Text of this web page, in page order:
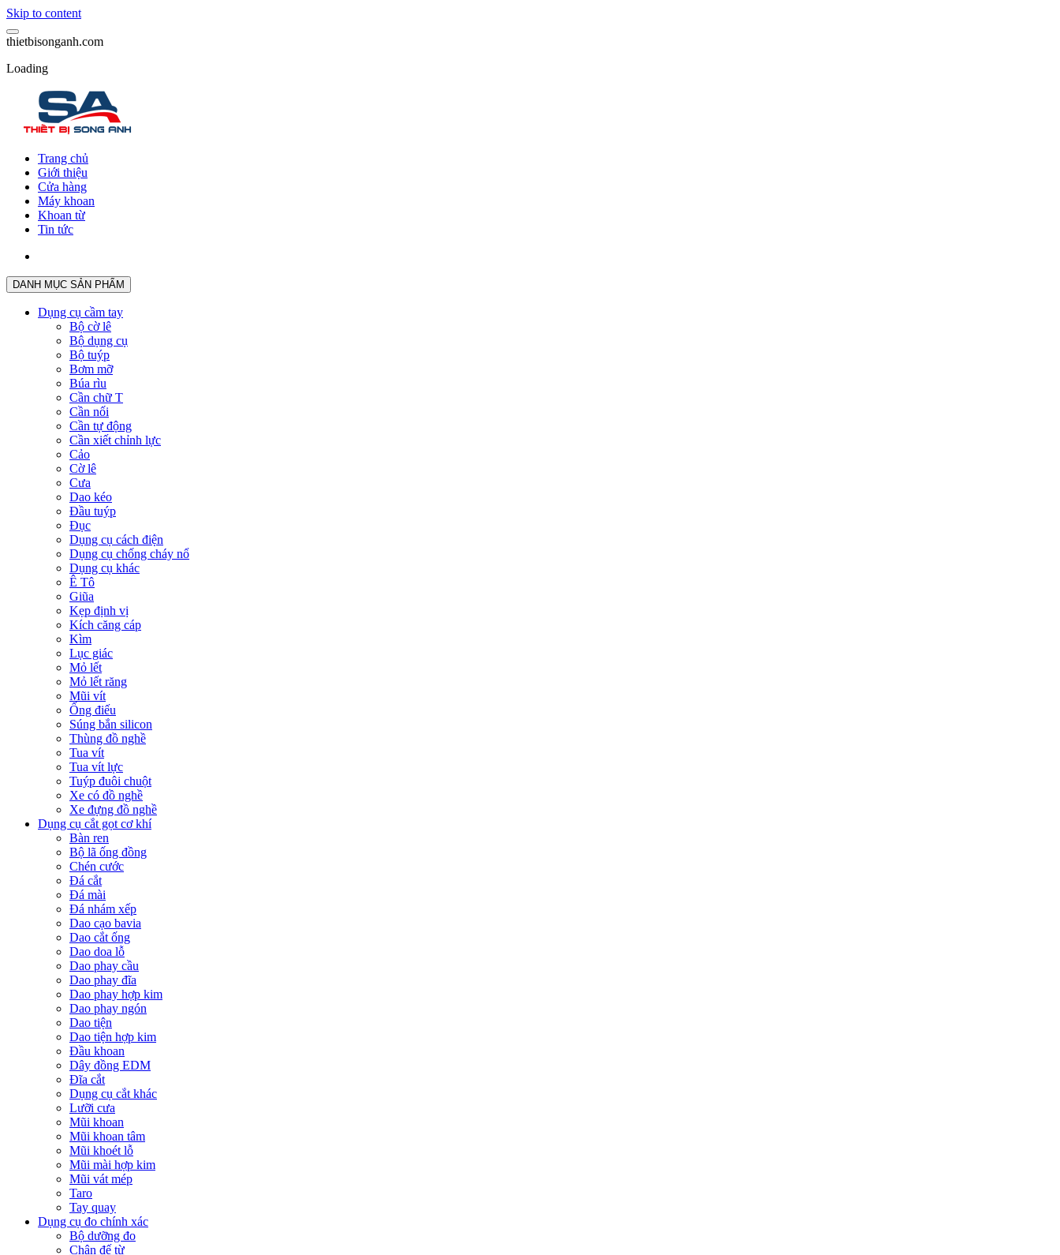
Skip to content
thietbisonganh.com
Loading
Trang chủ
Giới thiệu
Cửa hàng
Máy khoan
Khoan từ
Tin tức
DANH MỤC SẢN PHẨM
Dụng cụ cầm tay
Bộ cờ lê
Bộ dụng cụ
Bộ tuýp
Bơm mỡ
Búa rìu
Cần chữ T
Cần nối
Cần tự động
Cần xiết chỉnh lực
Cảo
Cờ lê
Cưa
Dao kéo
Đầu tuýp
Đục
Dụng cụ cách điện
Dụng cụ chống cháy nổ
Dụng cụ khác
Ê Tô
Giũa
Kẹp định vị
Kích căng cáp
Kìm
Lục giác
Mỏ lết
Mỏ lết răng
Mũi vít
Ống điếu
Súng bắn silicon
Thùng đồ nghề
Tua vít
Tua vít lực
Tuýp đuôi chuột
Xe có đồ nghề
Xe đựng đồ nghề
Dụng cụ cắt gọt cơ khí
Bàn ren
Bộ lã ống đồng
Chén cước
Đá cắt
Đá mài
Đá nhám xếp
Dao cạo bavia
Dao cắt ống
Dao doa lỗ
Dao phay cầu
Dao phay đĩa
Dao phay hợp kim
Dao phay ngón
Dao tiện
Dao tiện hợp kim
Đầu khoan
Dây đồng EDM
Đĩa cắt
Dụng cụ cắt khác
Lưỡi cưa
Mũi khoan
Mũi khoan tâm
Mũi khoét lỗ
Mũi mài hợp kim
Mũi vát mép
Taro
Tay quay
Dụng cụ đo chính xác
Bộ dưỡng đo
Chân đế từ